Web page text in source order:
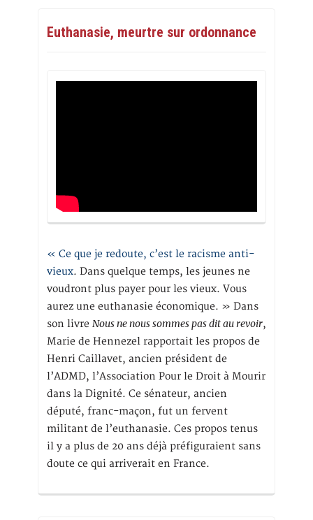
Euthanasie, meurtre sur ordonnance
« Ce que je redoute, c’est le racisme anti-
vieux. Dans quelque temps, les jeunes ne
voudront plus payer pour les vieux. Vous
aurez une euthanasie économique. » Dans
son livre Nous ne nous sommes pas dit au revoir,
Marie de Hennezel rapportait les propos de
Henri Caillavet, ancien président de
l’ADMD, l’Association Pour le Droit à Mourir
dans la Dignité. Ce sénateur, ancien
député, franc-maçon, fut un fervent
militant de l’euthanasie. Ces propos tenus
il y a plus de 20 ans déjà préfiguraient sans
doute ce qui arriverait en France.